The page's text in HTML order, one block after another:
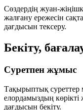
Сөздердің жуан-
жалғану ережесін
дағдысын тексеру.
Бекіту,
Суретпен жұмыс
Тақырыптық суреттер
елордамыздың көрікті
дағдысын бекіту.